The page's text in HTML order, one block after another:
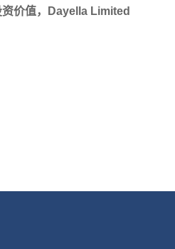
价值，Dayella Limited